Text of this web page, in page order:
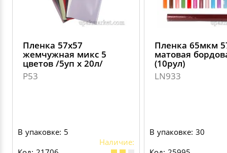
Пленка 57х57
жемчужная микс 5
цветов /5уп х 20л/
P53
В упаковке: 5
Наличие:
Пленка 65мкм
матовая
(10рул)
LN933
В упаковке: 30